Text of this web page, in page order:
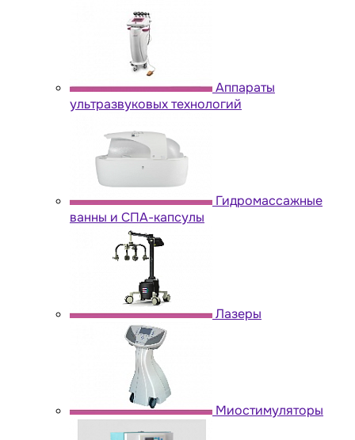
Аппараты
ультразвуковых технологий
Гидромассажные
ванны и СПА-капсулы
Лазеры
Миостимуляторы